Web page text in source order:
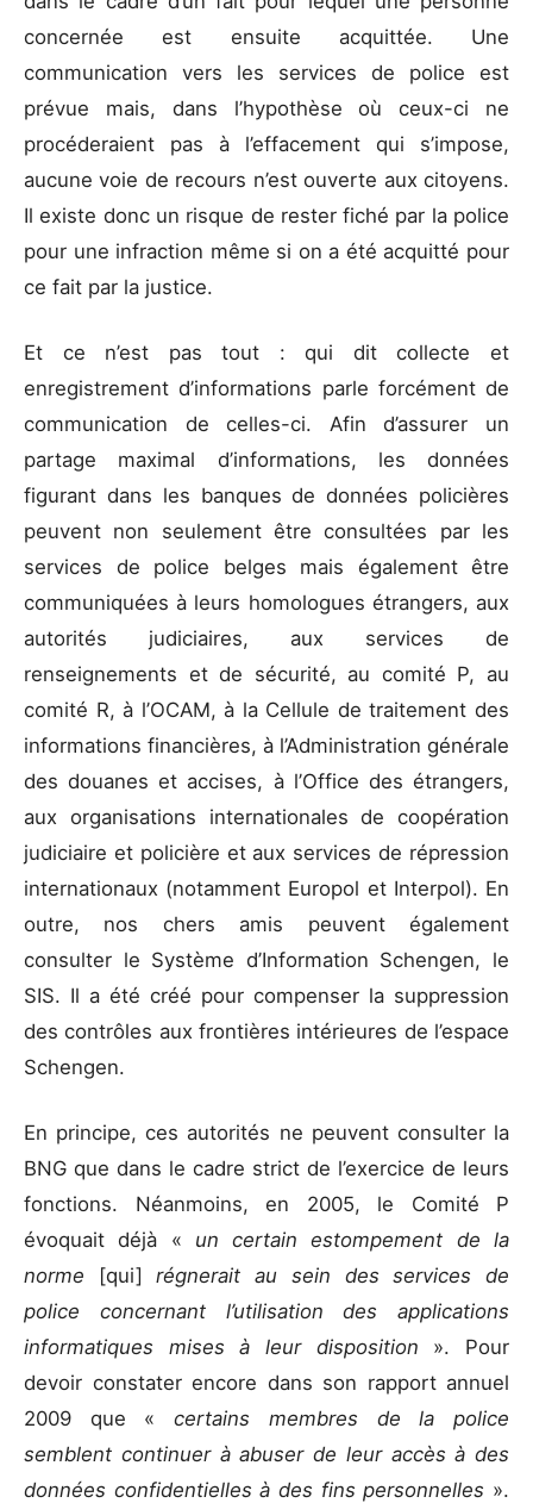
concernée est ensuite acquittée. Une
communication vers les services de police est
prévue mais, dans l’hypothèse où ceux-ci ne
procéderaient pas à l’effacement qui s’impose,
aucune voie de recours n’est ouverte aux citoyens.
Il existe donc un risque de rester fiché par la police
pour une infraction même si on a été acquitté pour
ce fait par la justice.
Et ce n’est pas tout : qui dit collecte et
enregistrement d’informations parle forcément de
communication de celles-ci. Afin d’assurer un
partage maximal d’informations, les données
figurant dans les banques de données policières
peuvent non seulement être consultées par les
services de police belges mais également être
communiquées à leurs homologues étrangers, aux
autorités judiciaires, aux services de
renseignements et de sécurité, au comité P, au
comité R, à l’OCAM, à la Cellule de traitement des
informations financières, à l’Administration générale
des douanes et accises, à l’Office des étrangers,
aux organisations internationales de coopération
judiciaire et policière et aux services de répression
internationaux (notamment Europol et Interpol). En
outre, nos chers amis peuvent également
consulter le Système d’Information Schengen, le
SIS. Il a été créé pour compenser la suppression
des contrôles aux frontières intérieures de l’espace
Schengen.
En principe, ces autorités ne peuvent consulter la
BNG que dans le cadre strict de l’exercice de leurs
fonctions. Néanmoins, en 2005, le Comité P
évoquait déjà « un certain estompement de la
norme
[qui]régnerait au sein des services de
police concernant l’utilisation des applications
informatiques mises à leur disposition ». Pour
devoir constater encore dans son rapport annuel
2009 que «certains membres de la police
semblent continuer à abuser de leur accès à des
données confidentielles à des fins personnelles ».